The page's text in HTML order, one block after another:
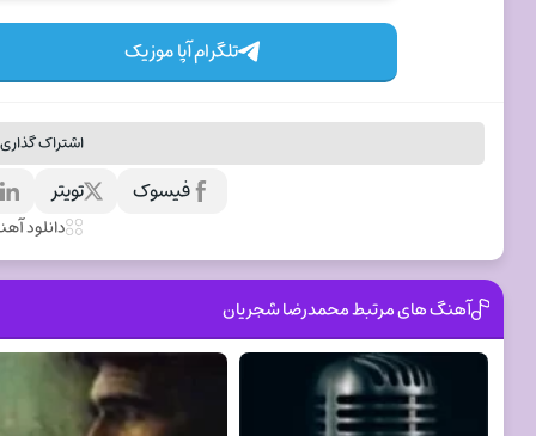
تلگرام آپا موزیک
اشتراک
تویتر فیسوک
دانلود
آهنگ های مرتبط محمدرضا شجریان